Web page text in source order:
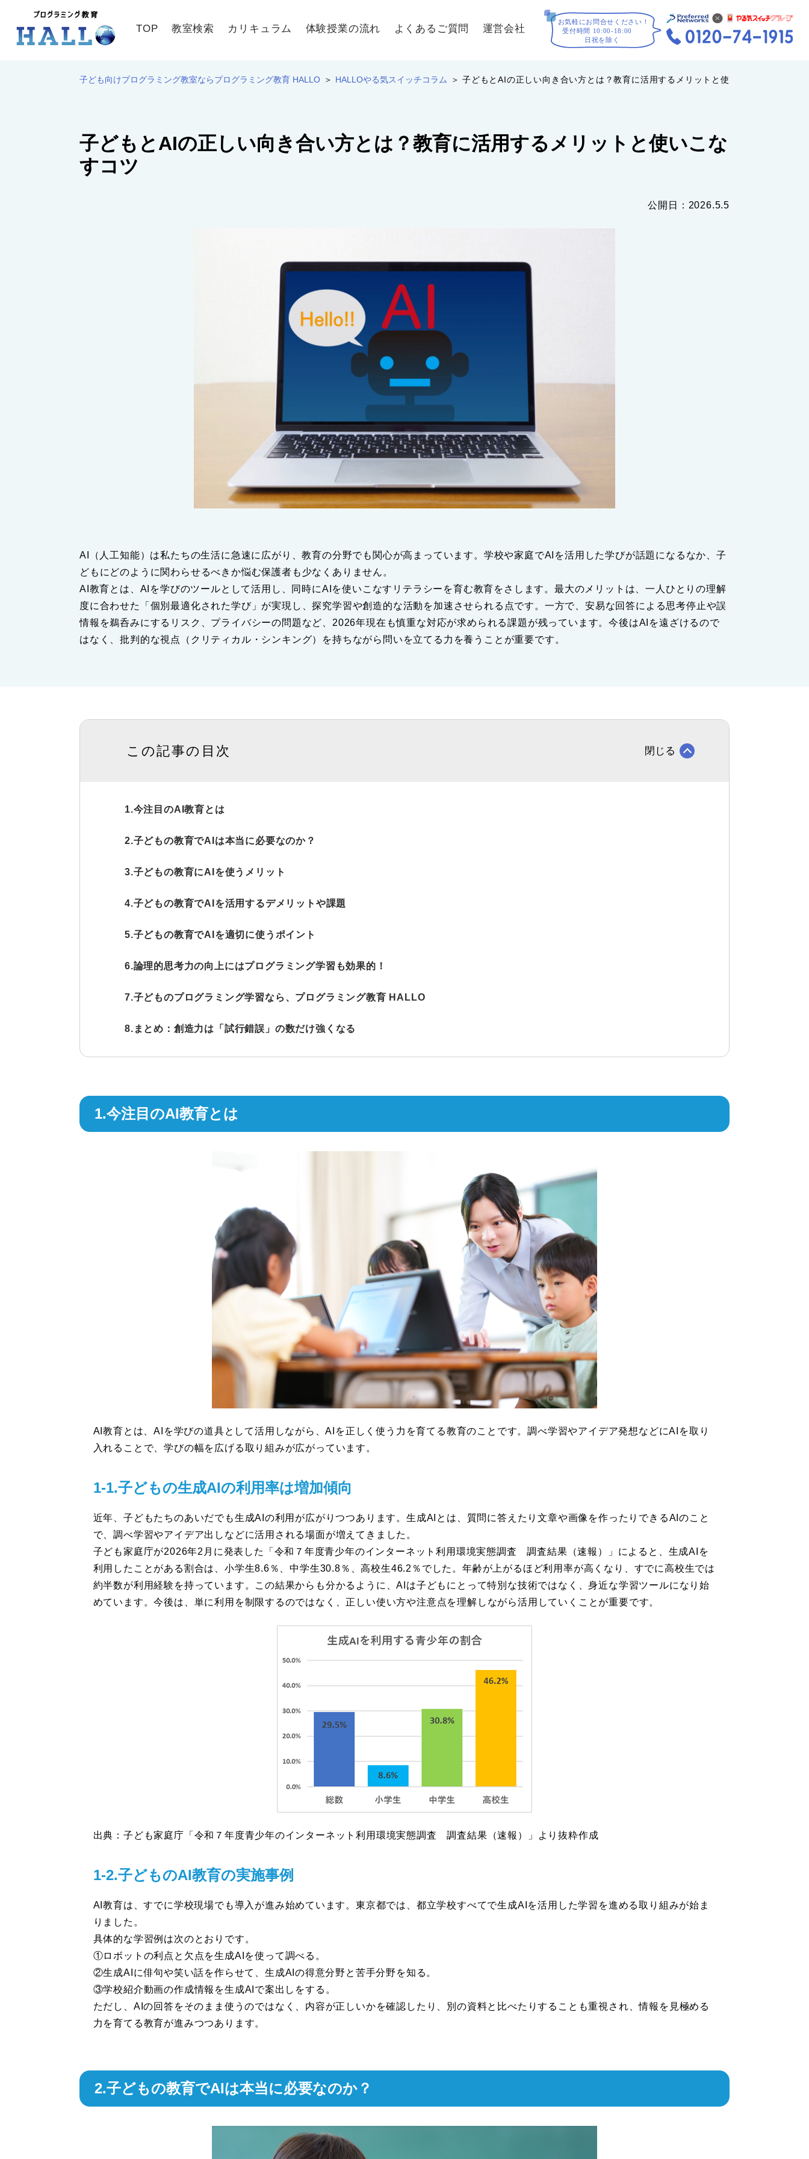
TOP 教室検索 カリキュラム 体験授業の流れ よくあるご質問 運営会社
子ども向けプログラミング教室ならプログラミング教育 HALLO HALLOやる気スイッチコラム 子どもとAIの正しい向き合い方とは？教育に活用するメリットと使いこなすコツ
子どもとAIの正しい向き合い方とは？教育に活用するメリットと使いこな
すコツ
公開日：2026.5.5
AI（人工知能）は私たちの生活に急速に広がり、教育の分野でも関心が高まっています。学校や家庭でAIを活用した学びが話題になるなか、子
どもにどのように関わらせるべきか悩む保護者も少なくありません。
AI教育とは、AIを学びのツールとして活用し、同時にAIを使いこなすリテラシーを育む教育をさします。最大のメリットは、一人ひとりの理解
度に合わせた「個別最適化された学び」が実現し、探究学習や創造的な活動を加速させられる点です。一方で、安易な回答による思考停止や誤
情報を鵜呑みにするリスク、プライバシーの問題など、2026年現在も慎重な対応が求められる課題が残っています。今後はAIを遠ざけるので
はなく、批判的な視点（クリティカル・シンキング）を持ちながら問いを立てる力を養うことが重要です。
この記事の目次 閉じる
1.今注目のAI教育とは
2.子どもの教育でAIは本当に必要なのか？
3.子どもの教育にAIを使うメリット
4.子どもの教育でAIを活用するデメリットや課題
5.子どもの教育でAIを適切に使うポイント
6.論理的思考力の向上にはプログラミング学習も効果的！
7.子どものプログラミング学習なら、プログラミング教育 HALLO
8.まとめ：創造力は「試行錯誤」の数だけ強くなる
1.今注目のAI教育とは
AI教育とは、AIを学びの道具として活用しながら、AIを正しく使う力を育てる教育のことです。調べ学習やアイデア発想などにAIを取り
入れることで、学びの幅を広げる取り組みが広がっています。
1-1.子どもの生成AIの利用率は増加傾向
近年、子どもたちのあいだでも生成AIの利用が広がりつつあります。生成AIとは、質問に答えたり文章や画像を作ったりできるAIのこと
で、調べ学習やアイデア出しなどに活用される場面が増えてきました。
子ども家庭庁が2026年2月に発表した「令和７年度青少年のインターネット利用環境実態調査 調査結果（速報）」によると、生成AIを
利用したことがある割合は、小学生8.6％、中学生30.8％、高校生46.2％でした。年齢が上がるほど利用率が高くなり、すでに高校生では
約半数が利用経験を持っています。この結果からも分かるように、AIは子どもにとって特別な技術ではなく、身近な学習ツールになり始
めています。今後は、単に利用を制限するのではなく、正しい使い方や注意点を理解しながら活用していくことが重要です。
出典：子ども家庭庁「令和７年度青少年のインターネット利用環境実態調査 調査結果（速報）」より抜粋作成
1-2.子どものAI教育の実施事例
AI教育は、すでに学校現場でも導入が進み始めています。東京都では、都立学校すべてで生成AIを活用した学習を進める取り組みが始ま
りました。
具体的な学習例は次のとおりです。
①ロボットの利点と欠点を生成AIを使って調べる。
②生成AIに俳句や笑い話を作らせて、生成AIの得意分野と苦手分野を知る。
③学校紹介動画の作成情報を生成AIで案出しをする。
ただし、AIの回答をそのまま使うのではなく、内容が正しいかを確認したり、別の資料と比べたりすることも重視され、情報を見極める
力を育てる教育が進みつつあります。
2.子どもの教育でAIは本当に必要なのか？